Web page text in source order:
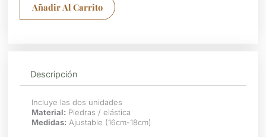
Añadir Al Carrito
Descripción
Incluye las dos unidades
Material: Piedras / elástica
Medidas: Ajustable (16cm-18cm)